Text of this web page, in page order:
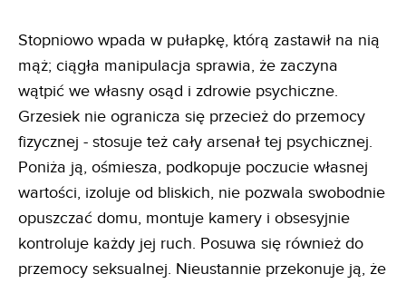
Stopniowo wpada w pułapkę, którą zastawił na nią
mąż; ciągła manipulacja sprawia, że zaczyna
wątpić we własny osąd i zdrowie psychiczne.
Grzesiek nie ogranicza się przecież do przemocy
fizycznej - stosuje też cały arsenał tej psychicznej.
Poniża ją, ośmiesza, podkopuje poczucie własnej
wartości, izoluje od bliskich, nie pozwala swobodnie
opuszczać domu, montuje kamery i obsesyjnie
kontroluje każdy jej ruch. Posuwa się również do
przemocy seksualnej. Nieustannie przekonuje ją, że